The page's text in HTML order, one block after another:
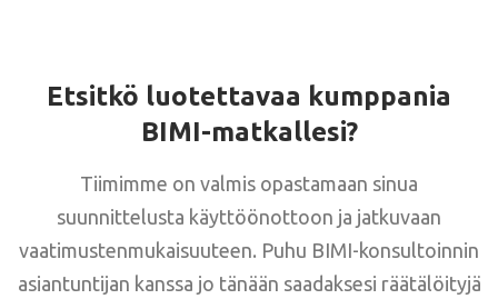
Etsitkö luotettavaa kumppania
BIMI-matkallesi?
Tiimimme on valmis opastamaan sinua
suunnittelusta käyttöönottoon ja jatkuvaan
vaatimustenmukaisuuteen. Puhu BIMI-konsultoinnin
asiantuntijan kanssa jo tänään saadaksesi räätälöityjä